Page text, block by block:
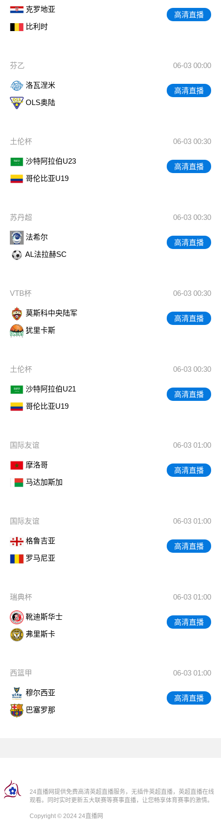
克罗地亚
比利时
高清直播
芬乙 06-03 00:00
洛瓦涅米
OLS奥陆
高清直播
土伦杯 06-03 00:30
沙特阿拉伯U23
哥伦比亚U19
高清直播
苏丹超 06-03 00:30
法希尔
AL法拉赫SC
高清直播
VTB杯 06-03 00:30
莫斯科中央陆军
犹里卡斯
高清直播
土伦杯 06-03 00:30
沙特阿拉伯U21
哥伦比亚U19
高清直播
国际友谊 06-03 01:00
摩洛哥
马达加斯加
高清直播
国际友谊 06-03 01:00
格鲁吉亚
罗马尼亚
高清直播
瑞典杯 06-03 01:00
靴迪斯华士
弗里斯卡
高清直播
西篮甲 06-03 01:00
穆尔西亚
巴塞罗那
高清直播
24直播网提供免费高清英超直播服务，无插件英超直播，英超直播在线
观看。同时实时更新五大联赛等赛事直播，让您畅享体育赛事的激情。
Copyright © 2024 24直播网